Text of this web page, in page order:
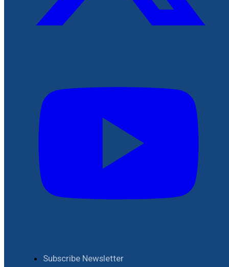
Subscribe Newsletter